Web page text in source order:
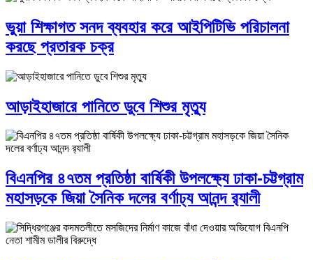
ভুয়া শিক্ষাগত সনদ ব্যবহার করে আইপিটিভি পরিচালনা
করছে প্রতারক চক্র
আড়াইহাজারে পানিতে ডুবে শিশুর মৃত্যু
বিএনপির ৪৭তম প্রতিষ্ঠা বার্ষিকী উপলক্ষ্যে ঢাকা-চট্টগ্রাম
মহাসড়কে জিয়া সৈনিক দলের বর্ণাঢ্য আনন্দ র‌্যালী